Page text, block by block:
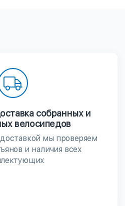
собранных и
велосипедов
мы проверяем
и наличия всех